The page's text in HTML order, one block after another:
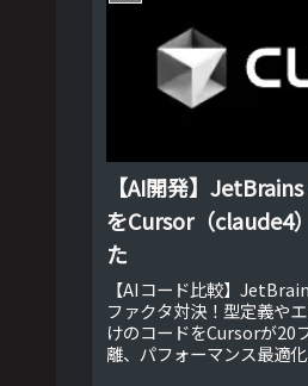
【AI開発】
をCursor（claude4
た
【AIコード比較】
ファクタ対決！型定義や
けのコードをCursorが20
離、パフォーマンス最適